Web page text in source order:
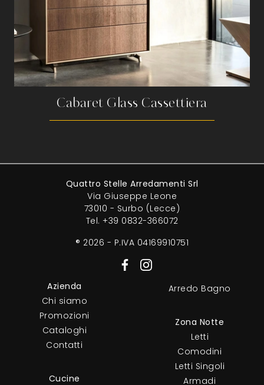
Cabaret Glass Cassettiera
Quattro Stelle Arredamenti Srl
Via Giuseppe Leone
73010 - Surbo (Lecce)
Tel. +39 0832-366072
® 2026 - P.IVA 04169910751
Azienda
Chi siamo
Promozioni
Cataloghi
Contatti
Cucine
Arredo Bagno
Zona Notte
Letti
Comodini
Letti Singoli
Armadi